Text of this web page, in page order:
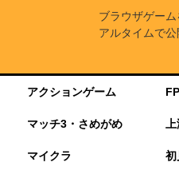
ブラウザゲー
アルタイムで
アクションゲーム
マッチ3・さめがめ
マイクラ 初